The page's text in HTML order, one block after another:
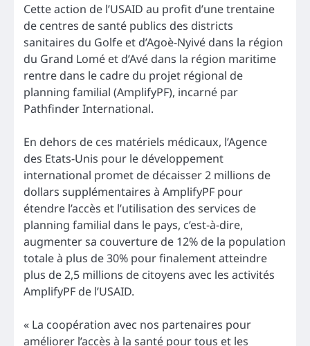
Cette action de l’USAID au profit d’une trentaine
de centres de santé publics des districts
sanitaires du Golfe et d’Agoè-Nyivé dans la région
du Grand Lomé et d’Avé dans la région maritime
rentre dans le cadre du projet régional de
planning familial (AmplifyPF), incarné par
Pathfinder International.
En dehors de ces matériels médicaux, l’Agence
des Etats-Unis pour le développement
international promet de décaisser 2 millions de
dollars supplémentaires à AmplifyPF pour
étendre l’accès et l’utilisation des services de
planning familial dans le pays, c’est-à-dire,
augmenter sa couverture de 12% de la population
totale à plus de 30% pour finalement atteindre
plus de 2,5 millions de citoyens avec les activités
AmplifyPF de l’USAID.
« La coopération avec nos partenaires pour
améliorer l’accès à la santé pour tous et les